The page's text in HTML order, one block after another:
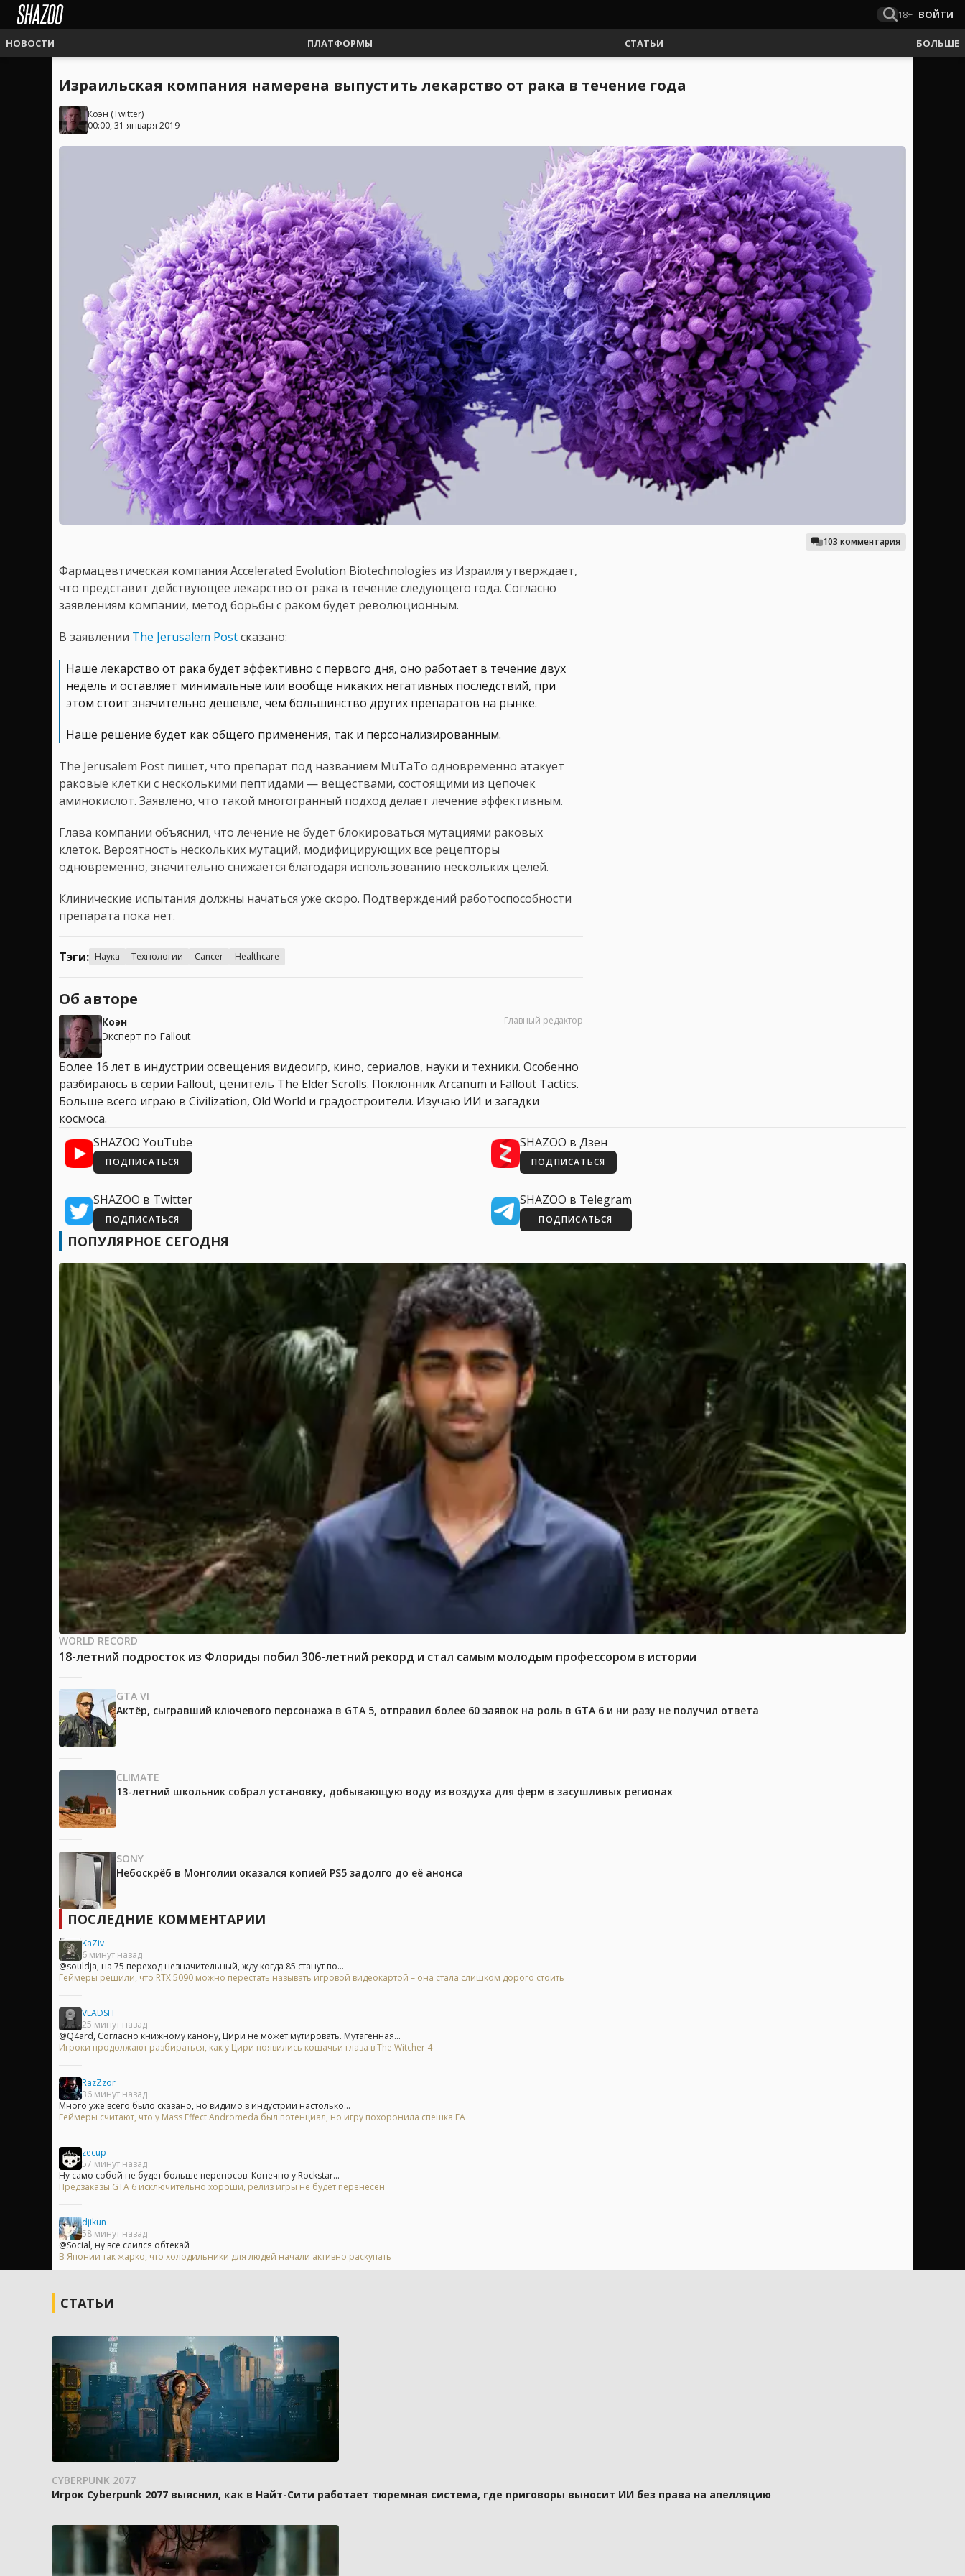
18+ ВОЙТИ
НОВОСТИ ПЛАТФОРМЫ СТАТЬИ БОЛЬШЕ
Израильская компания намерена выпустить лекарство от рака в течение года
Коэн (Twitter)
00:00, 31 января 2019
103 комментария
Фармацевтическая компания Accelerated Evolution Biotechnologies из Израиля утверждает,
что представит действующее лекарство от рака в течение следующего года. Согласно
заявлениям компании, метод борьбы с раком будет революционным.
В заявлении The Jerusalem Postсказано:
Наше лекарство от рака будет эффективно с первого дня, оно работает в течение двух
недель и оставляет минимальные или вообще никаких негативных последствий, при
этом стоит значительно дешевле, чем большинство других препаратов на рынке.
Наше решение будет как общего применения, так и персонализированным.
The Jerusalem Post пишет, что препарат под названием MuTaTo одновременно атакует
раковые клетки с несколькими пептидами — веществами, состоящими из цепочек
аминокислот. Заявлено, что такой многогранный подход делает лечение эффективным.
Глава компании объяснил, что лечение не будет блокироваться мутациями раковых
клеток. Вероятность нескольких мутаций, модифицирующих все рецепторы
одновременно, значительно снижается благодаря использованию нескольких целей.
Клинические испытания должны начаться уже скоро. Подтверждений работоспособности
препарата пока нет.
Тэги: Наука Технологии Cancer Healthcare
Об авторе
Коэн
Эксперт по Fallout
Главный редактор
Более 16 лет в индустрии освещения видеоигр, кино, сериалов, науки и техники. Особенно
разбираюсь в серии Fallout, ценитель The Elder Scrolls. Поклонник Arcanum и Fallout Tactics.
Больше всего играю в Civilization, Old World и градостроители. Изучаю ИИ и загадки
космоса.
SHAZOO YouTube
ПОДПИСАТЬСЯ
SHAZOO в Дзен
ПОДПИСАТЬСЯ
SHAZOO в Twitter
ПОДПИСАТЬСЯ
SHAZOO в Telegram
ПОДПИСАТЬСЯ
ПОПУЛЯРНОЕ СЕГОДНЯ
WORLD RECORD
18-летний подросток из Флориды побил 306-летний рекорд и стал самым молодым профессором в истории
GTA VI
Актёр, сыгравший ключевого персонажа в GTA 5, отправил более 60 заявок на роль в GTA 6 и ни разу не получил ответа
CLIMATE
13-летний школьник собрал установку, добывающую воду из воздуха для ферм в засушливых регионах
SONY
Небоскрёб в Монголии оказался копией PS5 задолго до её анонса
ПОСЛЕДНИЕ КОММЕНТАРИИ
KaZiv
6 минут назад
@souldja, на 75 переход незначительный, жду когда 85 станут по...
Геймеры решили, что RTX 5090 можно перестать называть игровой видеокартой – она стала слишком дорого стоить
VLADSH
25 минут назад
@Q4ard, Согласно книжному канону, Цири не может мутировать. Мутагенная...
Игроки продолжают разбираться, как у Цири появились кошачьи глаза в The Witcher 4
RazZzor
36 минут назад
Много уже всего было сказано, но видимо в индустрии настолько...
Геймеры считают, что у Mass Effect Andromeda был потенциал, но игру похоронила спешка EA
zecup
57 минут назад
Ну само собой не будет больше переносов. Конечно у Rockstar...
Предзаказы GTA 6 исключительно хороши, релиз игры не будет перенесён
djikun
58 минут назад
@Social, ну все слился обтекай
В Японии так жарко, что холодильники для людей начали активно раскупать
СТАТЬИ
CYBERPUNK 2077
Игрок Cyberpunk 2077 выяснил, как в Найт-Сити работает тюремная система, где приговоры выносит ИИ без права на апелляцию